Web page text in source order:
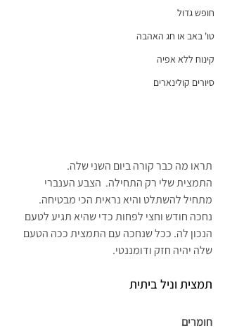
חופש גדול
טו' באב או חג האהבה
קינוח ללא אפיה
סיורים קולינארים
תראו מה כבר קורה ביום השני שלה.
התמצית שלי רק התחילה.  הצבע הענברי
מתחיל להשתלט והיא נראית הכי מבטיחה.
נחכה חודש וחצי לפחות כדי שהיא תגיע לטעם
הנכון לה. ככל שנחכה עם התמצית ככה הטעם
שלה יהיה חזק ודומננטי.
תמצית וניל ביתית
חומרים